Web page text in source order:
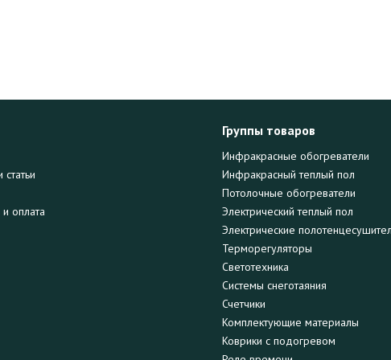
оплата
Группы товаров
Инфракрасные обогреватели
Инфракрасный теплый пол
Потолочные обогреватели
Электрический теплый пол
Электрические
Терморегуляторы
Светотехника
Системы снеготаяния
Счетчики
Комплектующие материалы
Коврики с подогревом